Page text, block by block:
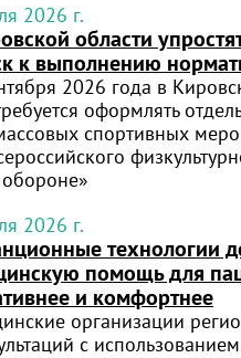
2026 г.
области
к выполнению
2026 года в
оформлять
спортивных
обороне»
2026 г.
технологии
помощь для
и комфортнее
организации
с